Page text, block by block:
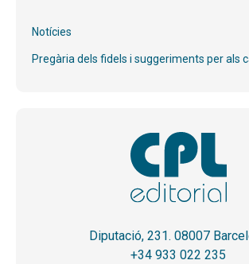
Notícies
Pregària dels fidels i suggeriments per als
Diputació, 231. 08007
+34 933 022 235